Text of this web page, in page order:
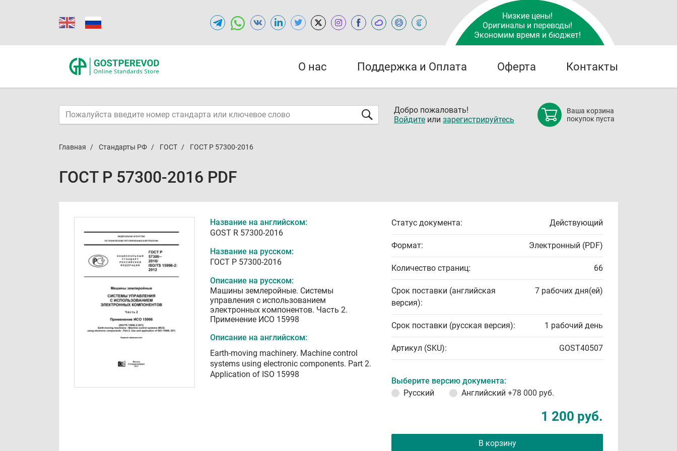
Низкие цены!
Оригиналы и переводы!
Экономим время и бюджет!
О нас Поддержка и Оплата Оферта Контакты
Добро пожаловать!
Войдите или зарегистрируйтесь
Ваша корзина
покупок пуста
Главная Стандарты РФ ГОСТ ГОСТ Р 57300-2016
ГОСТ Р 57300-2016 PDF
Название на английском:
GOST R 57300-2016
Название на русском:
ГОСТ Р 57300-2016
Описание на русском:
Машины землеройные. Системы
управления с использованием
электронных компонентов. Часть 2.
Применение ИСО 15998
Описание на английском:
Earth-moving machinery. Machine control
systems using electronic components. Part 2.
Application of ISO 15998
Статус документа: Действующий
Формат: Электронный (PDF)
Количество страниц: 66
Срок поставки (английская
версия):
7 рабочих дня(ей)
Срок поставки (русская версия): 1 рабочий день
Артикул (SKU): GOST40507
Выберите версию документа:
Русский
Английский +78 000 руб.
1 200 руб.
В корзину